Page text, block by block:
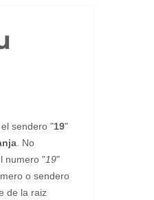
sendero "19"
. No
numero "19"
o sendero
de la raiz